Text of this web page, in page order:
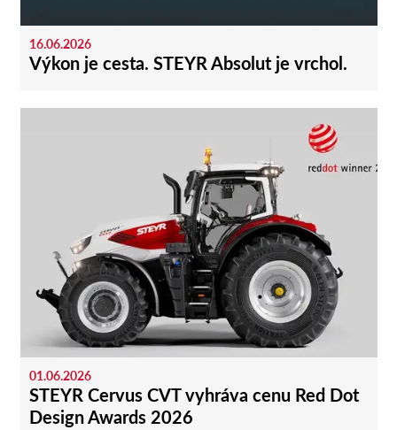
16.06.2026
Výkon je cesta. STEYR Absolut je vrchol.
01.06.2026
STEYR Cervus CVT vyhráva cenu Red Dot
Design Awards 2026